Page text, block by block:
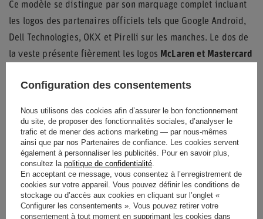
Ce modèle se distingue par son marquage complet incluant
les logos des partenaires officiels tels que Google Android,
Dell Technologies, OKX et Pirelli sur les manches. Le dos de
la veste présente fièrement les logos McLaren et Mastercard
Formule 1.
Finition et ajustement
La finition mate du tissu souligne l'aspect professionnel de
cette tenue d'équipe. La coupe standard, complétée par une
bordure élastique au niveau des poignets, assure un
ajustement confortable et sécurisé qui empêche les courants
d'air de pénétrer, faisant de cette veste un choix idéal pour
Configuration des consentements
Nous utilisons des cookies afin d’assurer le bon fonctionnement
du site, de proposer des fonctionnalités sociales, d’analyser le
trafic et de mener des actions marketing — par nous-mêmes
ainsi que par nos Partenaires de confiance. Les cookies servent
également à personnaliser les publicités. Pour en savoir plus,
consultez la politique de confidentialité
En acceptant ce message, vous consentez à l’enregistrement de
cookies sur votre appareil. Vous pouvez définir les conditions de
stockage ou d’accès aux cookies en cliquant sur l’onglet «
Configurer les consentements ». Vous pouvez retirer votre
consentement à tout moment en supprimant les cookies dans